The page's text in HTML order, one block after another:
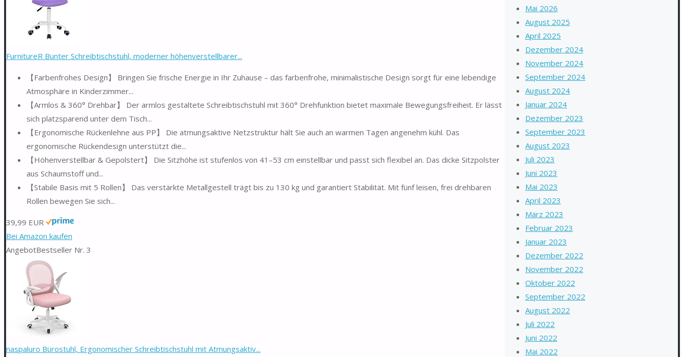
FurnitureR Bunter Schreibtischstuhl, moderner höhenverstellbarer...
【Farbenfrohes Design】 Bringen Sie frische Energie in Ihr Zuhause – das farbenfrohe, minimalistische Design sorgt für eine lebendige
Atmosphäre in Kinderzimmer...
【Armlos & 360° Drehbar】 Der armlos gestaltete Schreibtischstuhl mit 360° Drehfunktion bietet maximale Bewegungsfreiheit. Er lässt
sich platzsparend unter dem Tisch...
【Ergonomische Rückenlehne aus PP】 Die atmungsaktive Netzstruktur hält Sie auch an warmen Tagen angenehm kühl. Das
ergonomische Rückendesign unterstützt die...
【Höhenverstellbar & Gepolstert】 Die Sitzhöhe ist stufenlos von 41–53 cm einstellbar und passt sich flexibel an. Das dicke Sitzpolster
aus Schaumstoff und...
【Stabile Basis mit 5 Rollen】 Das verstärkte Metallgestell trägt bis zu 130 kg und garantiert Stabilität. Mit fünf leisen, frei drehbaren
Rollen bewegen Sie sich...
39,99 EUR
Bei Amazon kaufen
AngebotBestseller Nr. 3
naspaluro Bürostuhl, Ergonomischer Schreibtischstuhl mit Atmungsaktiv...
Mai 2026
August 2025
April 2025
Dezember 2024
November 2024
September 2024
August 2024
Januar 2024
Dezember 2023
September 2023
August 2023
Juli 2023
Juni 2023
Mai 2023
April 2023
März 2023
Februar 2023
Januar 2023
Dezember 2022
November 2022
Oktober 2022
September 2022
August 2022
Juli 2022
Juni 2022
Mai 2022